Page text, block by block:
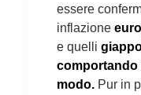
essere
inflazione
e quelli
comportando
modo. Pur in